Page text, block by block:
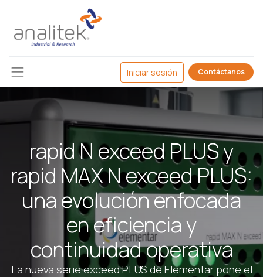
Iniciar sesión Contáctanos
rapid N exceed PLUS y
rapid MAX N exceed PLUS:
una evolución enfocada
en eficiencia y
continuidad operativa
La nueva serie exceed PLUS de Elementar pone el